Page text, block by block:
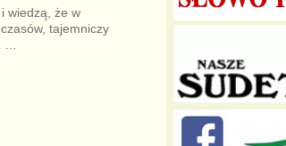
wiedzą, że w
tajemniczy